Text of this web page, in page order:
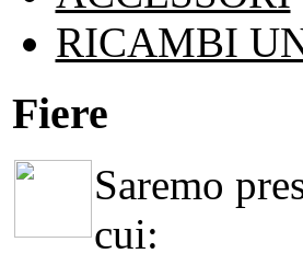
RICAMBI
Fiere
Saremo
cui: